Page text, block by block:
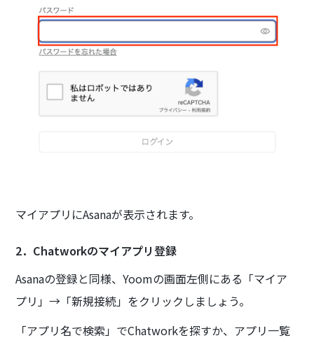
マイアプリにAsanaが表示されます。
2．Chatworkのマイアプリ登録
Asanaの登録と同様、Yoomの画面左側にある「マイア
プリ」→「新規接続」をクリックしましょう。
「アプリ名で検索」でChatworkを探すか、アプリ一覧